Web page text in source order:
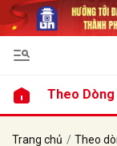
Theo Dòng
Trang chủ Theo
luận